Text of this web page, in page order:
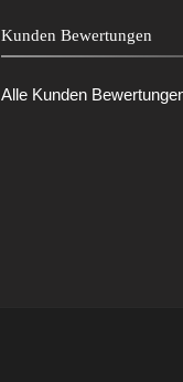
Kunden Bewertungen
Alle Kunden